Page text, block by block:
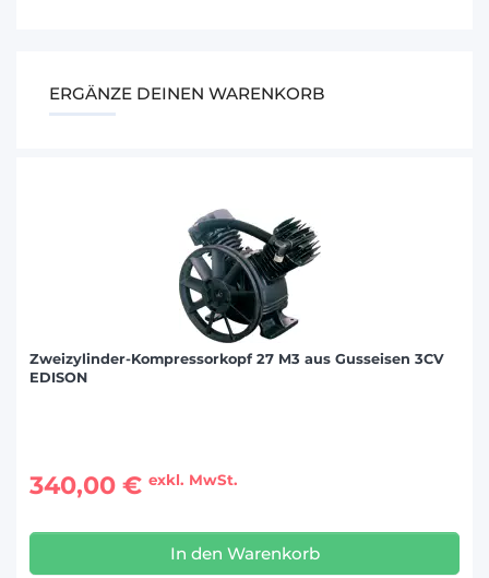
ERGÄNZE DEINEN WARENKORB
Zweizylinder-Kompressorkopf 27 M3 aus Gusseisen 3CV
EDISON
340,00 € exkl. MwSt.
In den Warenkorb